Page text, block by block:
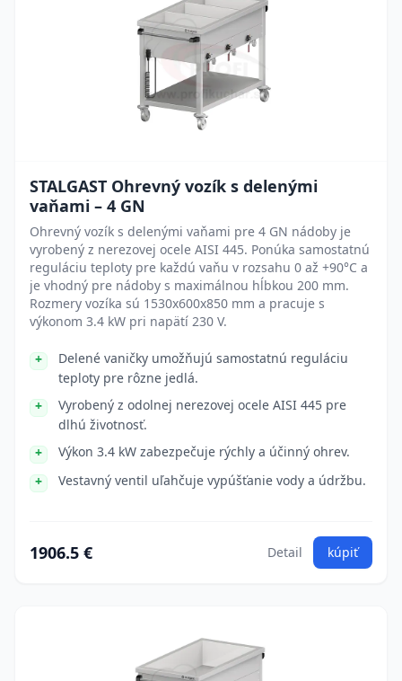
STALGAST Ohrevný vozík s delenými
vaňami – 4 GN
Ohrevný vozík s delenými vaňami pre 4 GN nádoby je
vyrobený z nerezovej ocele AISI 445. Ponúka samostatnú
reguláciu teploty pre každú vaňu v rozsahu 0 až +90°C a
je vhodný pre nádoby s maximálnou hĺbkou 200 mm.
Rozmery vozíka sú 1530x600x850 mm a pracuje s
výkonom 3.4 kW pri napätí 230 V.
Delené vaničky umožňujú samostatnú reguláciu
teploty pre rôzne jedlá.
Vyrobený z odolnej nerezovej ocele AISI 445 pre
dlhú životnosť.
Výkon 3.4 kW zabezpečuje rýchly a účinný ohrev.
Vestavný ventil uľahčuje vypúšťanie vody a údržbu.
1906.5 € Detail kúpiť